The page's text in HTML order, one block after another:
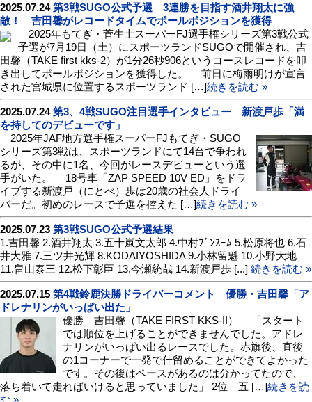
2025.07.24第3戦SUGO公式予選 3連勝を目指す酒井翔太に強
敵！ 吉田馨がレコードタイムでポールポジションを獲得
2025年もてぎ・菅生士スーパーFJ選手権シリーズ第3戦公式
予選が7月19日（土）にスポーツランドSUGOで開催され、吉
田馨（TAKE first kks-2）が1分26秒906というコースレコードを叩
き出してポールポジションを獲得した。 前日に梅雨明けが宣言
された宮城県に位置するスポーツランド […]続きを読む »
2025.07.24第3、4戦SUGO注目選手インタビュー 新渡戸歩「満
を持してのデビューです」
2025年JAF地方選手権スーパーFJもてぎ・SUGO
シリーズ第3戦は、スポーツランドにて14台で争われ
るが、その中に1名、今回がレースデビューという選
手がいた。 18号車「ZAP SPEED 10V ED」をドラ
イブする新渡戸（にとべ）歩は20歳の社会人ドライ
バーだ。初めのレースで予選を控えた […]続きを読む »
2025.07.23 第3戦SUGO公式予選結果
1.吉田馨 2.酒井翔太 3.五十嵐文太郎 4.中村ﾌﾞﾝｽｰﾑ 5.松原将也 6.石
井大雅 7.三ツ井光輝 8.KODAIYOSHIDA 9.小林留魁 10.小野大地
11.畠山泰三 12.松下彰臣 13.今瀬統哉 14.新渡戸歩 [...] 続きを読む »
2025.07.15 第4戦鈴鹿決勝ドライバーコメント 優勝・吉田馨「ア
ドレナリンがいっぱい出た」
優勝 吉田馨（TAKE FIRST KKS-II） 「スタート
では順位を上げることができませんでした。アドレ
ナリンがいっぱい出るレースでした。赤旗後、直後
の1コーナーで一発で仕留めることができてよかった
です。その後はペースがあるのは分かってたので、
落ち着いて走ればいけると思っていました」 2位 五 […]続きを読
む »